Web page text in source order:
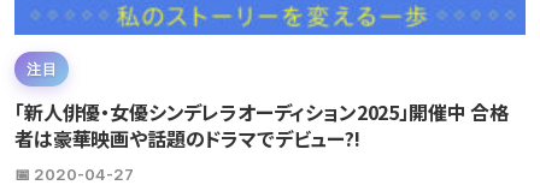
注目
「新人俳優・女優シンデレラオーディション2025」開催中 合格
者は豪華映画や話題のドラマでデビュー?!
📅 2020-04-27